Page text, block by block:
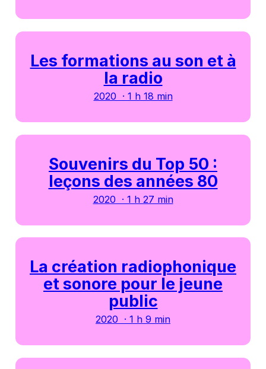
Les formations au son et à
la radio
2020 · 1 h 18 min
Souvenirs du Top 50 :
leçons des années 80
2020 · 1 h 27 min
La création radiophonique
et sonore pour le jeune
public
2020 · 1 h 9 min